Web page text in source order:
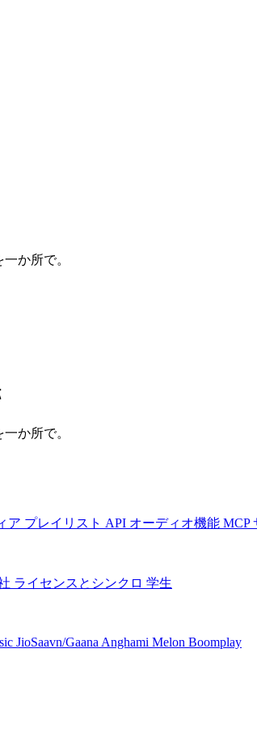
か所で。
か所で。
ア プレイリスト API オーディオ機能 MCP
ライセンスとシンクロ 学生
JioSaavn/Gaana Anghami Melon Boomplay